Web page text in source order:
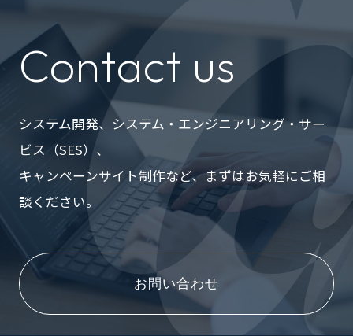
Contact us
システム開発、システム・エンジニアリング・サー
ビス（SES）、
キャンペーンサイト制作など、まずはお気軽にご相
談ください。
お問い合わせ